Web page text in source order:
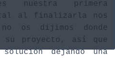
nuestra primera
tal al finalizarla nos
os dijimos donde
proyecto, así que
dejando una